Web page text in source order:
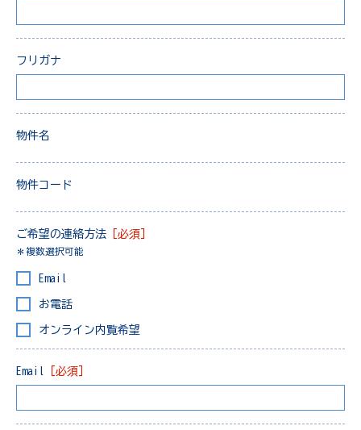
フリガナ
物件名
物件コード
ご希望の連絡方法 ［必須］
＊複数選択可能
Email
お電話
オンライン内覧希望
Email ［必須］